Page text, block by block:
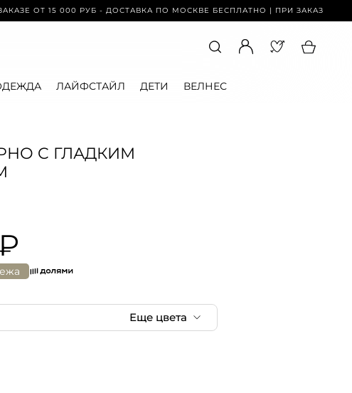
15 000 РУБ - ДОСТАВКА ПО МОСКВЕ БЕСПЛАТНО | ПРИ ЗАКАЗЕ ОТ 15
ЛАЙФСТАЙЛ ДЕТИ ВЕЛНЕС
C ГЛАДКИМ
Еще цвета